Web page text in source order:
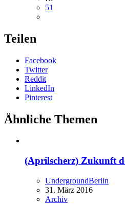
51
Teilen
Facebook
Twitter
Reddit
LinkedIn
Pinterest
Ähnliche Themen
(Aprilscherz) Zukunft
UndergroundBerlin
31. März 2016
Archiv